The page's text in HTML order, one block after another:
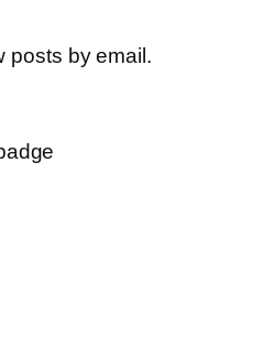
posts by email.